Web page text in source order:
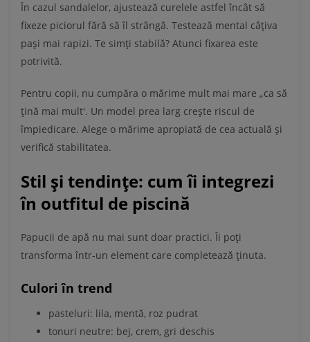
În cazul sandalelor, ajustează curelele astfel încât să
fixeze piciorul fără să îl strângă. Testează mental câțiva
pași mai rapizi. Te simți stabilă? Atunci fixarea este
potrivită.
Pentru copii, nu cumpăra o mărime mult mai mare „ca să
țină mai mult'. Un model prea larg crește riscul de
împiedicare. Alege o mărime apropiată de cea actuală și
verifică stabilitatea.
Stil și tendințe: cum îi integrezi
în outfitul de piscină
Papucii de apă nu mai sunt doar practici. Îi poți
transforma într-un element care completează ținuta.
Culori în trend
pasteluri: lila, mentă, roz pudrat
tonuri neutre: bej, crem, gri deschis